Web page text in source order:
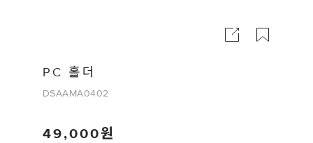
PC 홀더
DSAAMA0402
49,000